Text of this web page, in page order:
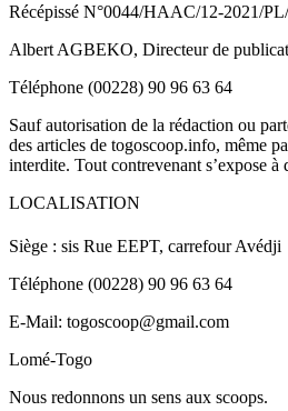
Récépissé N°0044/HAAC/12-2021/
Albert AGBEKO, Directeur de
Téléphone (00228) 90 96 63 64
Sauf autorisation de la rédaction ou
des articles de togoscoop.info, même
interdite. Tout contrevenant s’expose à
LOCALISATION
Siège : sis Rue EEPT, carrefour Avédji
Téléphone (00228) 90 96 63 64
E-Mail: togoscoop@gmail.com
Lomé-Togo
Nous redonnons un sens aux scoops.